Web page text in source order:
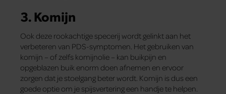
3. Komijn
Ook deze rookachtige specerij wordt gelinkt aan het
verbeteren van PDS-symptomen. Het gebruiken van
komijn – of zelfs komijnolie – kan buikpijn en
opgeblazen buik enorm doen afnemen en ervoor
zorgen dat je stoelgang beter wordt. Komijn is dus een
goede optie om je spijsvertering een handje te helpen.